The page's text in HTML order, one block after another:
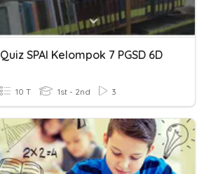
Quiz SPAI Kelompok 7 PGSD 6D
10 T 1st - 2nd 3